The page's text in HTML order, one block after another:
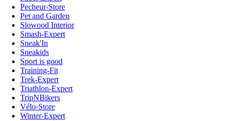
Pecheur-Store
Pet and Garden
Slowood Interior
Smash-Expert
Sneak'In
Sneakids
Sport is good
Training-Fit
Trek-Expert
Triathlon-Expert
TripNBikers
Vélo-Store
Winter-Expert